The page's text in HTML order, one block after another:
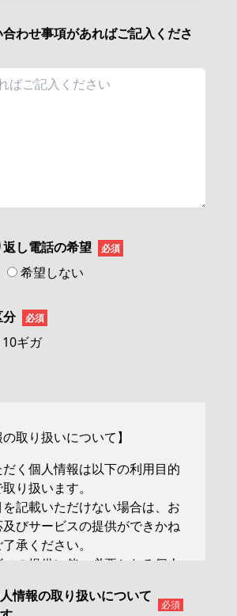
わせ事項があればご記入くださ
し電話の希望 必須
希望しない
分 必須
10ギガ
の取り扱いについて】
く個人情報は以下の利用目的
り扱います。
を記載いただけない場合は、お
びサービスの提供ができかね
承ください。
スの提供に伴い必要となる個人
認、与信管理、ならびに料金
情報の取り扱いについて
必須